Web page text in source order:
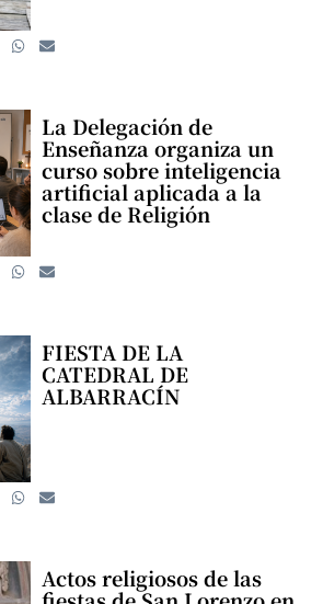
La Delegación de
Enseñanza organiza un
curso sobre inteligencia
artificial aplicada a la
clase de Religión
FIESTA DE LA
CATEDRAL DE
ALBARRACÍN
Actos religiosos de las